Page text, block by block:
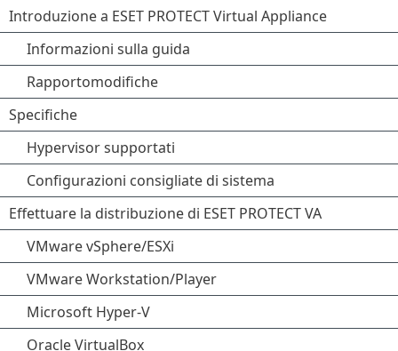
Introduzione a ESET PROTECT Virtual Appliance
Informazioni sulla guida
Rapportomodifiche
Specifiche
Hypervisor supportati
Configurazioni consigliate di sistema
Effettuare la distribuzione di ESET PROTECT VA
VMware vSphere/ESXi
VMware Workstation/Player
Microsoft Hyper-V
Oracle VirtualBox